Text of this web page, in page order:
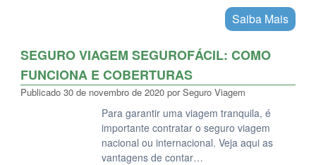
Saiba Mais
SEGURO VIAGEM SEGUROFÁCIL: COMO
FUNCIONA E COBERTURAS
Publicado 30 de novembro de 2020 por Seguro Viagem
Para garantir uma viagem tranquila, é
importante contratar o seguro viagem
nacional ou internacional. Veja aqui as
vantagens de contar…